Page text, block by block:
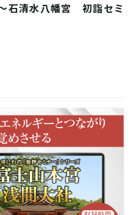
石清水八幡宮 初詣セミ